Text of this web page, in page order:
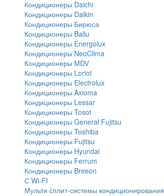
Кондиционеры Daichi
Кондиционеры Daikin
Кондиционеры Бирюса
Кондиционеры Ballu
Кондиционеры Energolux
Кондиционеры NeoClima
Кондиционеры MDV
Кондиционеры Loriot
Кондиционеры Electrolux
Кондиционеры Axioma
Кондиционеры Lessar
Кондиционеры Tosot
Кондиционеры General Fujitsu
Кондиционеры Toshiba
Кондиционеры Fujitsu
Кондиционеры Hyundai
Кондиционеры Ferrum
Кондиционеры Breeon
С Wi-FI
Мульти сплит-системы кондиционирования